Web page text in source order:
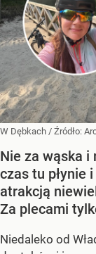
W Dębkach / Źródło:
Nie za wąska i
czas tu płynie
atrakcją
Za plecami
Niedaleko od